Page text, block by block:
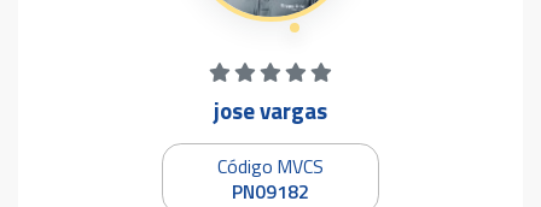
jose vargas
Código MVCS
PN09182